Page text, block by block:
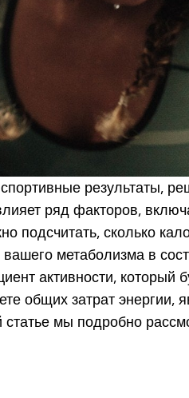
результаты,
ряд факторов,
подсчитать, сколько
метаболизма в
активности, который
общих затрат энергии,
мы подробно